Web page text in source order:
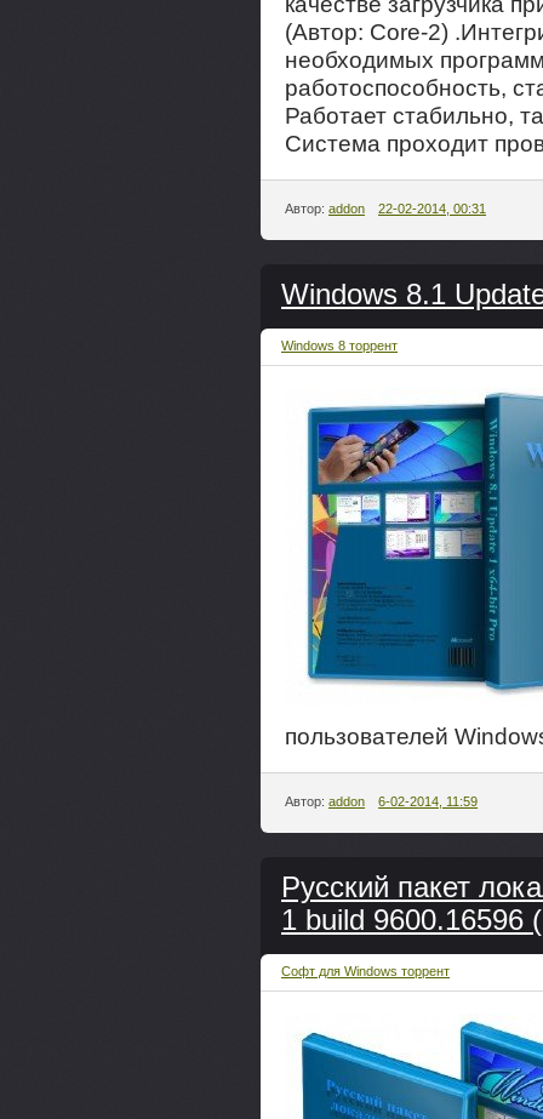
(Автор: Core-2)
необходимых
работоспособность,
Работает стабильно,
Система проходит
Автор: addon 22-02-2014, 00:31
Windows 8.1
Windows 8 торрент
пользователей
Автор: addon 6-02-2014, 11:59
Русский пакет
1 build 9600.16596
Софт для Windows торрент